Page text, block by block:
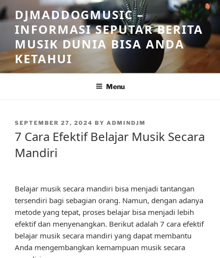
Skip
to
content
DJMADDOGMUSIC –
INFORMASI SEPUTAR BERITA
MUSIK DUNIA BISA ANDA
KETAHUI
Menu
POSTED
SEPTEMBER 27, 2024 BY ADMINDJM
7 Cara Efektif Belajar Musik Secara
Mandiri
Belajar musik secara mandiri bisa menjadi tantangan
tersendiri bagi sebagian orang. Namun, dengan adanya
metode yang tepat, proses belajar bisa menjadi lebih
efektif dan menyenangkan. Berikut adalah 7 cara efektif
belajar musik secara mandiri yang dapat membantu
Anda mengembangkan kemampuan musik secara